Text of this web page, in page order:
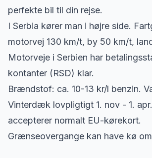
perfekte bil til din rejse.
I Serbia kører man i højre side.
motorvej 130 km/t, by 50 km/t,
Motorveje i Serbien har
kontanter (RSD) klar.
Brændstof: ca. 10-13 kr/l benzin.
Vinterdæk lovpligtigt 1. nov - 1.
accepterer normalt EU-kørekort.
Grænseovergange kan have kø